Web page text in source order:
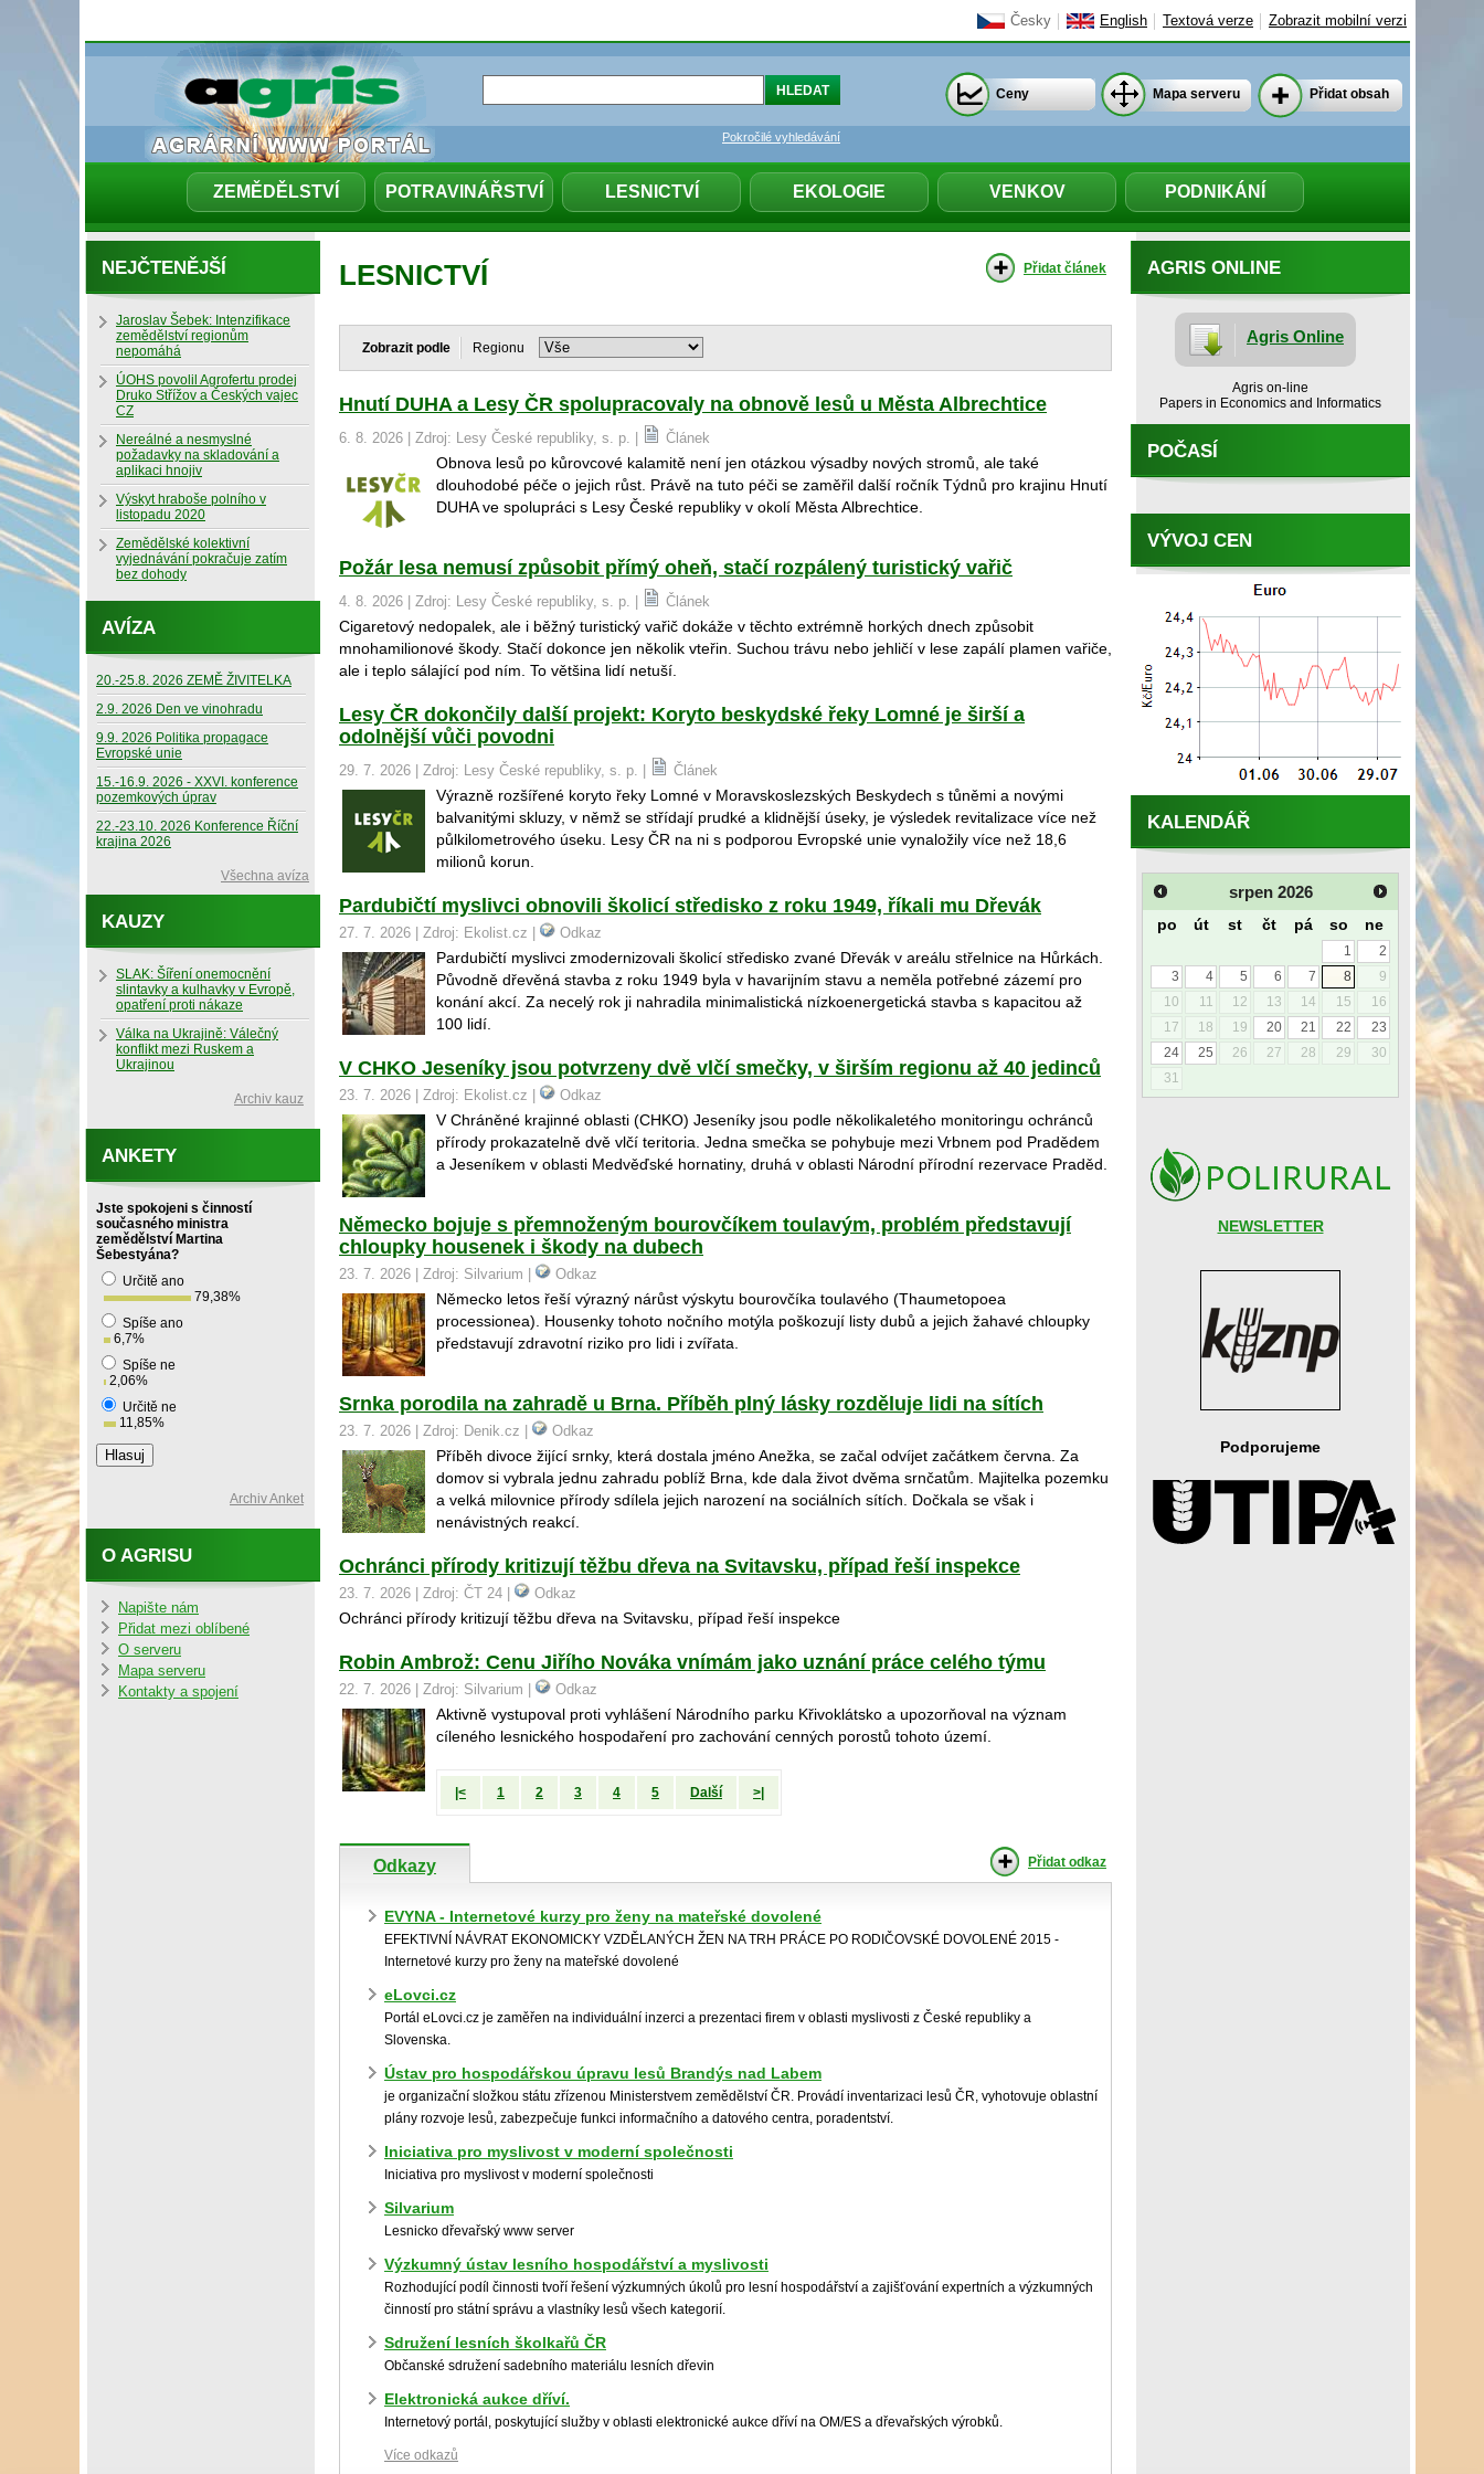
Česky English Textová verze Zobrazit mobilní verzi
ZEMĚDĚLSTVÍ POTRAVINÁŘSTVÍ LESNICTVÍ EKOLOGIE VENKOV PODNIKÁNÍ
Pokročilé vyhledávání
Ceny Mapa serveru Přidat obsah
LESNICTVÍ Přidat článek
Zobrazit podle Regionu
Hnutí DUHA a Lesy ČR spolupracovaly na obnově lesů u Města Albrechtice
6. 8. 2026 | Zdroj: Lesy České republiky, s. p. | Článek
Obnova lesů po kůrovcové kalamitě není jen otázkou výsadby nových stromů, ale také
dlouhodobé péče o jejich růst. Právě na tuto péči se zaměřil další ročník Týdnů pro krajinu Hnutí
DUHA ve spolupráci s Lesy České republiky v okolí Města Albrechtice.
Požár lesa nemusí způsobit přímý oheň, stačí rozpálený turistický vařič
4. 8. 2026 | Zdroj: Lesy České republiky, s. p. | Článek
Cigaretový nedopalek, ale i běžný turistický vařič dokáže v těchto extrémně horkých dnech způsobit
mnohamilionové škody. Stačí dokonce jen několik vteřin. Suchou trávu nebo jehličí v lese zapálí plamen vařiče,
ale i teplo sálající pod ním. To většina lidí netuší.
Lesy ČR dokončily další projekt: Koryto beskydské řeky Lomné je širší a
odolnější vůči povodni
29. 7. 2026 | Zdroj: Lesy České republiky, s. p. | Článek
Výrazně rozšířené koryto řeky Lomné v Moravskoslezských Beskydech s tůněmi a novými
balvanitými skluzy, v němž se střídají prudké a klidnější úseky, je výsledek revitalizace více než
půlkilometrového úseku. Lesy ČR na ni s podporou Evropské unie vynaložily více než 18,6
milionů korun.
Pardubičtí myslivci obnovili školicí středisko z roku 1949, říkali mu Dřevák
27. 7. 2026 | Zdroj: Ekolist.cz | Odkaz
Pardubičtí myslivci zmodernizovali školicí středisko zvané Dřevák v areálu střelnice na Hůrkách.
Původně dřevěná stavba z roku 1949 byla v havarijním stavu a neměla potřebné zázemí pro
konání akcí. Za necelý rok ji nahradila minimalistická nízkoenergetická stavba s kapacitou až
100 lidí.
V CHKO Jeseníky jsou potvrzeny dvě vlčí smečky, v širším regionu až 40 jedinců
23. 7. 2026 | Zdroj: Ekolist.cz | Odkaz
V Chráněné krajinné oblasti (CHKO) Jeseníky jsou podle několikaletého monitoringu ochránců
přírody prokazatelně dvě vlčí teritoria. Jedna smečka se pohybuje mezi Vrbnem pod Pradědem
a Jeseníkem v oblasti Medvěďské hornatiny, druhá v oblasti Národní přírodní rezervace Praděd.
Německo bojuje s přemnoženým bourovčíkem toulavým, problém představují
chloupky housenek i škody na dubech
23. 7. 2026 | Zdroj: Silvarium | Odkaz
Německo letos řeší výrazný nárůst výskytu bourovčíka toulavého (Thaumetopoea
processionea). Housenky tohoto nočního motýla poškozují listy dubů a jejich žahavé chloupky
představují zdravotní riziko pro lidi i zvířata.
Srnka porodila na zahradě u Brna. Příběh plný lásky rozděluje lidi na sítích
23. 7. 2026 | Zdroj: Denik.cz | Odkaz
Příběh divoce žijící srnky, která dostala jméno Anežka, se začal odvíjet začátkem června. Za
domov si vybrala jednu zahradu poblíž Brna, kde dala život dvěma srnčatům. Majitelka pozemku
a velká milovnice přírody sdílela jejich narození na sociálních sítích. Dočkala se však i
nenávistných reakcí.
Ochránci přírody kritizují těžbu dřeva na Svitavsku, případ řeší inspekce
23. 7. 2026 | Zdroj: ČT 24 | Odkaz
Ochránci přírody kritizují těžbu dřeva na Svitavsku, případ řeší inspekce
Robin Ambrož: Cenu Jiřího Nováka vnímám jako uznání práce celého týmu
22. 7. 2026 | Zdroj: Silvarium | Odkaz
Aktivně vystupoval proti vyhlášení Národního parku Křivoklátsko a upozorňoval na význam
cíleného lesnického hospodaření pro zachování cenných porostů tohoto území.
|< 1 2 3 4 5 Další >|
Odkazy Přidat odkaz
EVYNA - Internetové kurzy pro ženy na mateřské dovolené
EFEKTIVNÍ NÁVRAT EKONOMICKY VZDĚLANÝCH ŽEN NA TRH PRÁCE PO RODIČOVSKÉ DOVOLENÉ 2015 -
Internetové kurzy pro ženy na mateřské dovolené
eLovci.cz
Portál eLovci.cz je zaměřen na individuální inzerci a prezentaci firem v oblasti myslivosti z České republiky a
Slovenska.
Ústav pro hospodářskou úpravu lesů Brandýs nad Labem
je organizační složkou státu zřízenou Ministerstvem zemědělství ČR. Provádí inventarizaci lesů ČR, vyhotovuje oblastní
plány rozvoje lesů, zabezpečuje funkci informačního a datového centra, poradentství.
Iniciativa pro myslivost v moderní společnosti
Iniciativa pro myslivost v moderní společnosti
Silvarium
Lesnicko dřevařský www server
Výzkumný ústav lesního hospodářství a myslivosti
Rozhodující podíl činnosti tvoří řešení výzkumných úkolů pro lesní hospodářství a zajišťování expertních a výzkumných
činností pro státní správu a vlastníky lesů všech kategorií.
Sdružení lesních školkařů ČR
Občanské sdružení sadebního materiálu lesních dřevin
Elektronická aukce dříví.
Internetový portál, poskytující služby v oblasti elektronické aukce dříví na OM/ES a dřevařských výrobků.
Více odkazů
AGRIS ONLINE
Agris Online
Agris on-line
Papers in Economics and Informatics
POČASÍ
VÝVOJ CEN
KALENDÁŘ
srpen 2026
po út st čt pá so ne
1
2
3
4 5 6 7 8
9
10
11 12 13 14 15
16
17
18 19 20 21 22
23
24
25 26 27 28 29
30
31
NEWSLETTER
Podporujeme
NEJČTENĚJŠÍ
Jaroslav Šebek: Intenzifikace
zemědělství regionům
nepomáhá
ÚOHS povolil Agrofertu prodej
Druko Střížov a Českých vajec
CZ
Nereálné a nesmyslné
požadavky na skladování a
aplikaci hnojiv
Výskyt hraboše polního v
listopadu 2020
Zemědělské kolektivní
vyjednávání pokračuje zatím
bez dohody
AVÍZA
20.-25.8. 2026 ZEMĚ ŽIVITELKA
2.9. 2026 Den ve vinohradu
9.9. 2026 Politika propagace
Evropské unie
15.-16.9. 2026 - XXVI. konference
pozemkových úprav
22.-23.10. 2026 Konference Říční
krajina 2026
Všechna avíza
KAUZY
SLAK: Šíření onemocnění
slintavky a kulhavky v Evropě,
opatření proti nákaze
Válka na Ukrajině: Válečný
konflikt mezi Ruskem a
Ukrajinou
Archiv kauz
ANKETY
Jste spokojeni s činností
současného ministra
zemědělství Martina
Šebestyána?
Určitě ano
79,38%
Spíše ano
6,7%
Spíše ne
2,06%
Určitě ne
11,85%
Archiv Anket
O AGRISU
Napište nám
Přidat mezi oblíbené
O serveru
Mapa serveru
Kontakty a spojení